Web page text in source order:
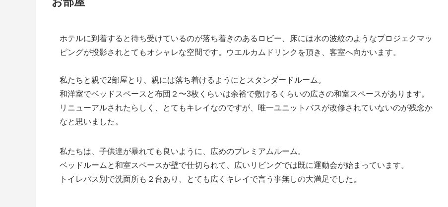
ホテルに到着すると待ち受けているのが落ち着きのあるロビー、床には水の波紋のようなプロジェクマッ
ピングが投影されとてもオシャレな空間です。ウエルカムドリンクを頂き、客室へ向かいます。
私たちと親で2部屋とり、親には落ち着けるようにとスタンダードルーム。
和洋室でベッドスペースと布団２〜3枚くらいは余裕で敷けるくらいの広さの和室スペースがあります。
リニューアルされたらしく、とてもキレイなのですが、唯一ユニットバスが改修されていないのが残念か
なと思いました。
私たちは、子供達が暴れても良いように、広めのプレミアムルーム。
ベッドルームと和室スペースが壁で仕切られて、広いリビングでは既に運動会が始まっています。
トイレバス別で洗面所も２台あり、とても広くキレイで言う事無しの大満足でした。